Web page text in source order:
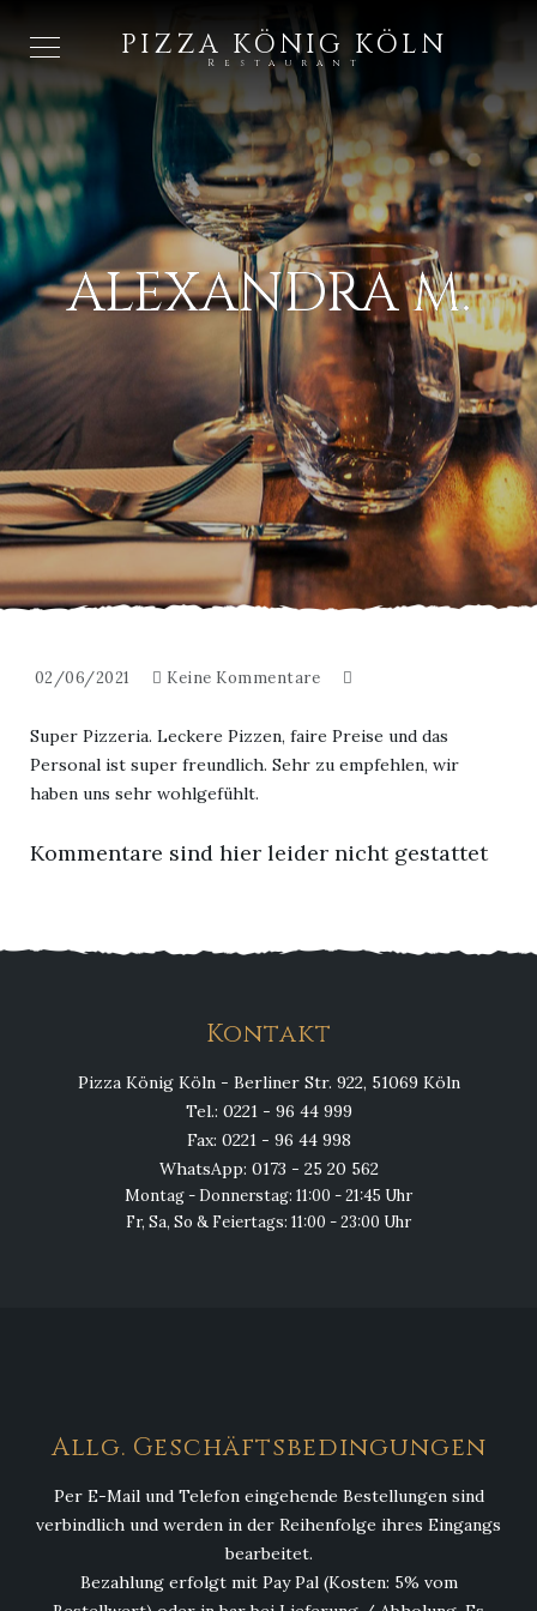
PIZZA KÖNIG KÖLN
Restaurant
ALEXANDRA M.
02/06/2021 Keine Kommentare
Super Pizzeria. Leckere Pizzen, faire Preise und das
Personal ist super freundlich. Sehr zu empfehlen, wir
haben uns sehr wohlgefühlt.
Kommentare sind hier leider nicht gestattet
Kontakt
Pizza König Köln - Berliner Str. 922, 51069 Köln
Tel.: 0221 - 96 44 999
Fax: 0221 - 96 44 998
WhatsApp: 0173 - 25 20 562
Montag - Donnerstag: 11:00 - 21:45 Uhr
Fr, Sa, So & Feiertags: 11:00 - 23:00 Uhr
Allg. Geschäftsbedingungen
Per E-Mail und Telefon eingehende Bestellungen sind
verbindlich und werden in der Reihenfolge ihres Eingangs
bearbeitet.
Bezahlung erfolgt mit Pay Pal (Kosten: 5% vom